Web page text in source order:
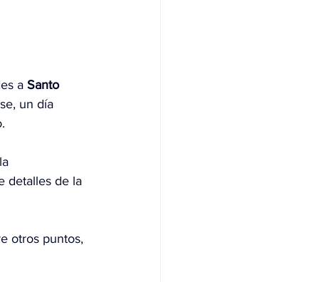
a Santo
un día
detalles de la
otros puntos,